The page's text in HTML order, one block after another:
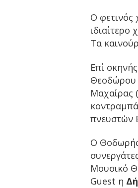
Ο φετινός
Τα
Επί
Θεοδώρου
Μαχαίρας
πνευστών
Ο Θοδωρής
Μουσικό
Guest η